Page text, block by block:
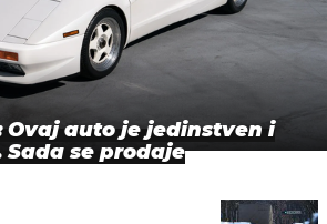
Ovaj auto je jedinstven i
Sada se prodaje